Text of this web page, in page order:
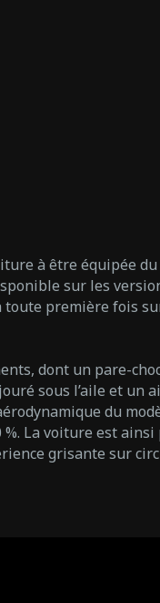
à être équipée
sur les
toute première fois
dont un pare-
sous l’aile et un
du
La voiture est
grisante sur